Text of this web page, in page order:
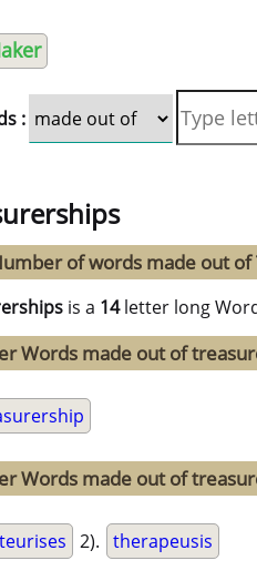
:
of words made out
is a 14letter long
Words made out of
Words made out of
2). therapeusis